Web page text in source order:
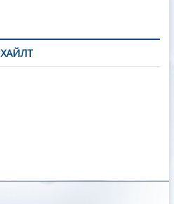
ХАЙЛТ